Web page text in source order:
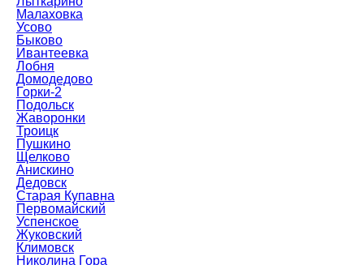
Малаховка
Усово
Быково
Ивантеевка
Лобня
Домодедово
Горки-2
Подольск
Жаворонки
Троицк
Пушкино
Щелково
Анискино
Дедовск
Старая Купавна
Первомайский
Успенское
Жуковский
Климовск
Николина Гора